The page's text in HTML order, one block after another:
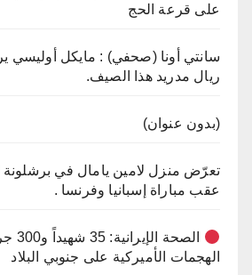
على قرعة الحج
سانتي أونا (صحفي) : مايكل أوليسي
ريال مدريد هذا الصيف.
(بدون عنوان)
تعرّض منزل لامين يامال في
عقب مباراة إسبانيا وفرنسا .
الهجمات الأميركية على جنوبي البلاد